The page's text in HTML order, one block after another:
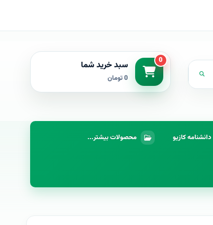
0 سبد خرید شما
0 تومان
دانشنامه کازیو محصولات بیشتر...